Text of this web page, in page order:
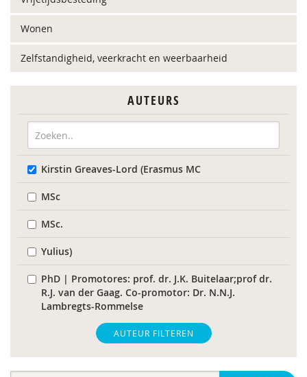
Wonen
Zelfstandigheid, veerkracht en weerbaarheid
AUTEURS
Kirstin Greaves-Lord (Erasmus MC
MSc
MSc.
Yulius)
PhD | Promotores: prof. dr. J.K. Buitelaar;prof dr.
R.J. van der Gaag. Co-promotor: Dr. N.N.J.
Lambregts-Rommelse
Paul A. Mulder
Drs. A. Scheeren
AUTEUR FILTEREN